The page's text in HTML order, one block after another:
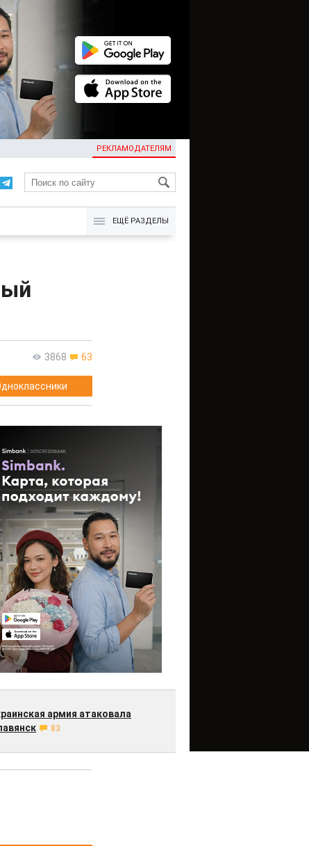
РЕКЛАМОДАТЕЛЯМ
KG
ЕЩЁ РАЗДЕЛЫ
3868 63
армия атаковала
83